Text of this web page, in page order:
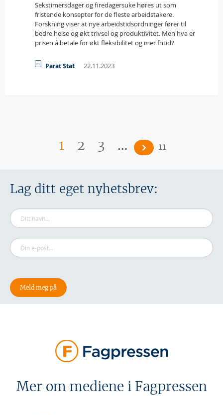
Sekstimersdager og firedagersuke høres ut som
fristende konsepter for de fleste arbeidstakere.
Forskning viser at nye arbeidstidsordninger fører til
bedre helse og økt trivsel og produktivitet. Men hva er
prisen å betale for økt fleksibilitet og mer fritid?
Parat Stat 22.11.2023
1 2 3 … 11
Lag ditt eget nyhetsbrev:
Mer om mediene i Fagpressen